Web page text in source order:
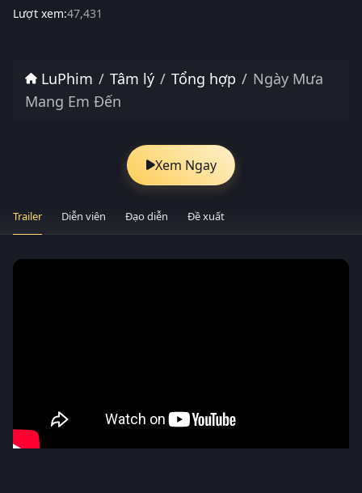
Lượt xem:47,431
LuPhim Tâm lý Tổng hợp
Ngày Mưa
Mang Em Đến
Xem Ngay
Trailer Diễn viên Đạo diễn Đề xuất